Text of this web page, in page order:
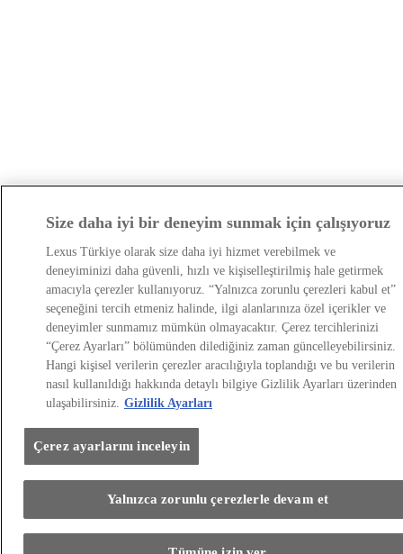
Size daha iyi bir deneyim sunmak için çalışıyoruz
Lexus Türkiye olarak size daha iyi hizmet verebilmek ve
deneyiminizi daha güvenli, hızlı ve kişiselleştirilmiş hale getirmek
amacıyla çerezler kullanıyoruz. “Yalnızca zorunlu çerezleri kabul et”
seçeneğini tercih etmeniz halinde, ilgi alanlarınıza özel içerikler ve
deneyimler sunmamız mümkün olmayacaktır. Çerez tercihlerinizi
“Çerez Ayarları” bölümünden dilediğiniz zaman güncelleyebilirsiniz.
Hangi kişisel verilerin çerezler aracılığıyla toplandığı ve bu verilerin
nasıl kullanıldığı hakkında detaylı bilgiye Gizlilik Ayarları üzerinden
ulaşabilirsiniz. Gizlilik Ayarları
Çerez ayarlarını inceleyin
Yalnızca zorunlu çerezlerle devam et